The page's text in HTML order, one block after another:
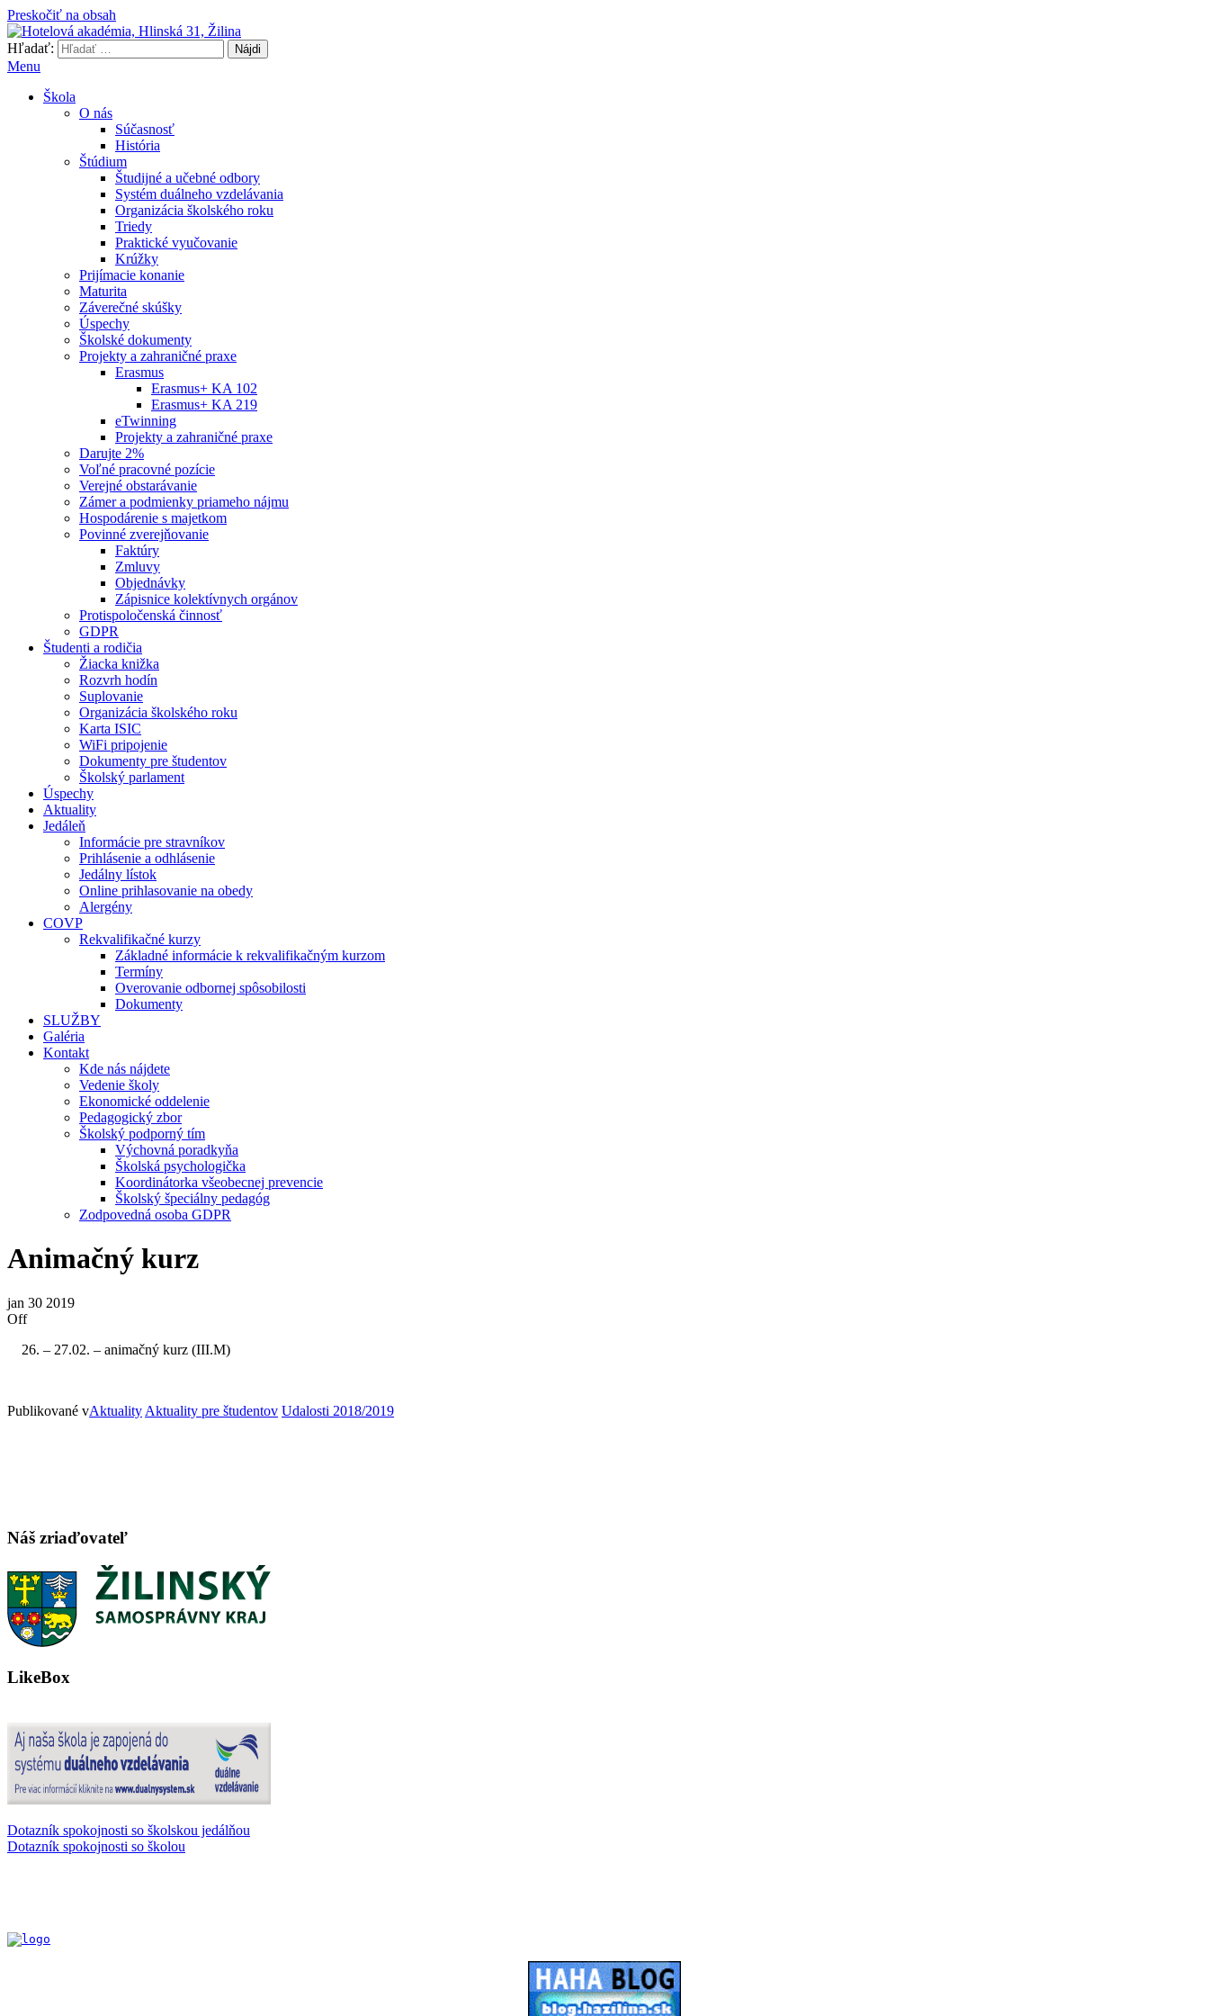
Preskočiť na obsah
Hotelová akadémia, Hlinská 31, Žilina
Hľadať:
Menu
Škola
O nás
Súčasnosť
História
Štúdium
Študijné a učebné odbory
Systém duálneho vzdelávania
Organizácia školského roku
Triedy
Praktické vyučovanie
Krúžky
Prijímacie konanie
Maturita
Záverečné skúšky
Úspechy
Školské dokumenty
Projekty a zahraničné praxe
Erasmus
Erasmus+ KA 102
Erasmus+ KA 219
eTwinning
Projekty a zahraničné praxe
Darujte 2%
Voľné pracovné pozície
Verejné obstarávanie
Zámer a podmienky priameho nájmu
Hospodárenie s majetkom
Povinné zverejňovanie
Faktúry
Zmluvy
Objednávky
Zápisnice kolektívnych orgánov
Protispoločenská činnosť
GDPR
Študenti a rodičia
Žiacka knižka
Rozvrh hodín
Suplovanie
Organizácia školského roku
Karta ISIC
WiFi pripojenie
Dokumenty pre študentov
Školský parlament
Úspechy
Aktuality
Jedáleň
Informácie pre stravníkov
Prihlásenie a odhlásenie
Jedálny lístok
Online prihlasovanie na obedy
Alergény
COVP
Rekvalifikačné kurzy
Základné informácie k rekvalifikačným kurzom
Termíny
Overovanie odbornej spôsobilosti
Dokumenty
SLUŽBY
Galéria
Kontakt
Kde nás nájdete
Vedenie školy
Ekonomické oddelenie
Pedagogický zbor
Školský podporný tím
Výchovná poradkyňa
Školská psychologička
Koordinátorka všeobecnej prevencie
Školský špeciálny pedagóg
Zodpovedná osoba GDPR
Animačný kurz
jan 30 2019
Off
– 27.02. – animačný kurz (III.M)
Publikované vAktuality Aktuality pre študentov Udalosti 2018/2019
Náš zriaďovateľ
LikeBox
Dotazník spokojnosti so školskou jedálňou
Dotazník spokojnosti so školou